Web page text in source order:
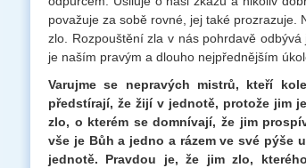
považuje za sobě rovné, jej také
zlo. Rozpouštění zla v nás pohrdavě
je naším pravým a dlouho nejpřednějším
Varujme se nepravých mistrů, kteří
předstírají, že žijí v jednotě, protože jim
zlo, o kterém se domnívají, že jim
vše je Bůh a jedno a rázem ve své pýše
jednotě. Pravdou je, že jim zlo,